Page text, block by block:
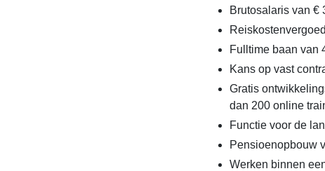
Brutosalaris van €
Fulltime baan van
Kans op vast
Gratis
dan 200 online
Functie voor de
Pensioenopbouw
Werken binnen